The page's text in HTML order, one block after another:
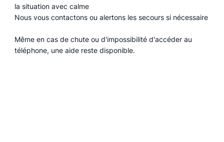
la situation avec calme
Nous vous contactons ou alertons les secours si nécessaire
Même en cas de chute ou d'impossibilité d'accéder au
téléphone, une aide reste disponible.